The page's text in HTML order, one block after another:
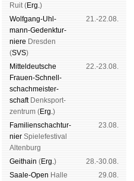
Ruit (Erg.)
Wolf­gang-Uhl­
mann-Ge­denk­tur­
niere Dres­den
(SVS)
21.-22.08.
Mit­tel­deu­tsche
Frauen-Schnell­
schach­meis­ter­
schaftDenk­sport­
zen­trum (Erg.)
22.-23.08.
Familien­schach­tur­
nier Spiele­fes­ti­val
Al­ten­burg
23.08.
Geit­hain (Erg.)
28.-30.08.
Saale-Open Halle
29.08.